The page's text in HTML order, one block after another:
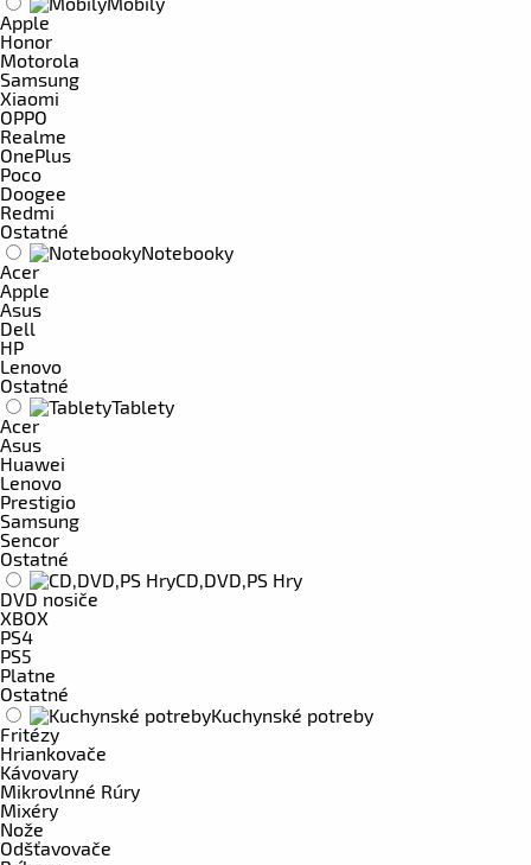
Apple
Honor
Motorola
Samsung
Xiaomi
OPPO
Realme
OnePlus
Poco
Doogee
Redmi
Ostatné
Notebooky
Acer
Apple
Asus
Dell
HP
Lenovo
Ostatné
Tablety
Acer
Asus
Huawei
Lenovo
Prestigio
Samsung
Sencor
Ostatné
CD,DVD,PS Hry
DVD nosiče
XBOX
PS4
PS5
Platne
Ostatné
Kuchynské potreby
Fritézy
Hriankovače
Kávovary
Mikrovlnné Rúry
Mixéry
Nože
Odšťavovače